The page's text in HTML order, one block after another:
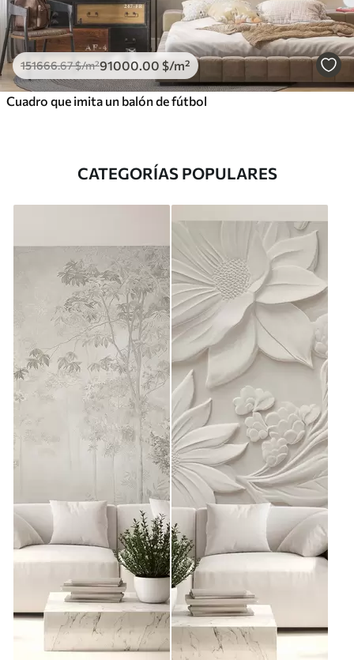
151666.67$/m²91000 .00 $/m²
Cuadro que imita un balón de fútbol
CATEGORÍAS POPULARES